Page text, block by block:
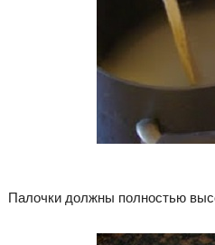
Палочки должны полностью